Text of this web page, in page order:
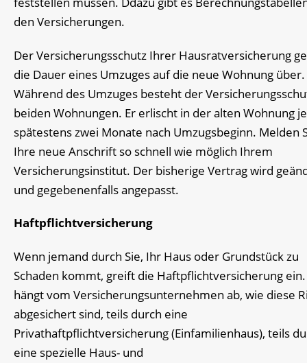
den Versicherungen.
Der Versicherungsschutz Ihrer Hausratversicherung
die Dauer eines Umzuges auf die neue Wohnung über.
Während des Umzuges besteht der
beiden Wohnungen. Er erlischt in der alten Wohnung
spätestens zwei Monate nach Umzugsbeginn. Melden
Ihre neue Anschrift so schnell wie möglich Ihrem
Versicherungsinstitut. Der bisherige Vertrag wird
und gegebenenfalls angepasst.
Haftpflichtversicherung
Wenn jemand durch Sie, Ihr Haus oder Grundstück zu
Schaden kommt, greift die Haftpflichtversicherung ein.
hängt vom Versicherungsunternehmen ab, wie diese
abgesichert sind, teils durch eine
Privathaftpflichtversicherung (Einfamilienhaus), teils
eine spezielle Haus- und